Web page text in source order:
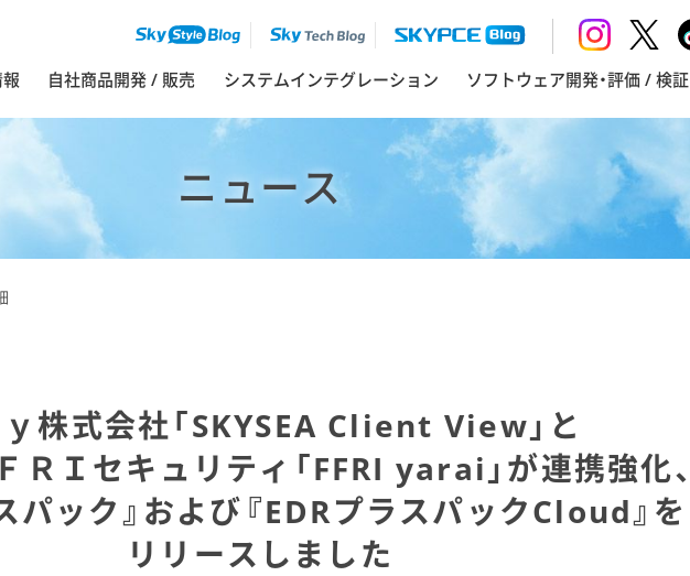
自社商品開発 / 販売 システムインテグレーション ソフトウェア開発・評価 / 検証
ニュース
ｙ株式会社「SKYSEA Client View」と
ＲＩセキュリティ「FFRI yarai」が連携強化、
パック』および『EDRプラスパックCloud』を
リリースしました